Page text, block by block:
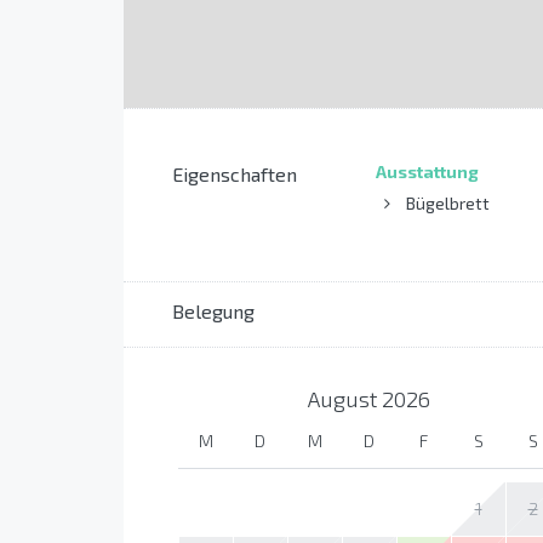
Eigenschaften
Ausstattung
Bügelbrett
Belegung
August 2026
M D M D F S S
1 2